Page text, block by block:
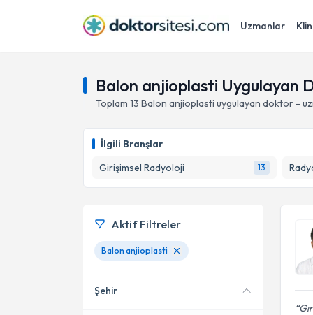
Uzmanlar
Balon anjioplasti Uygulayan
Toplam 13 Balon anjioplasti uygulayan doktor -
İlgili Branşlar
Girişimsel Radyoloji
13
Aktif Filtreler
Balon anjioplasti
Şehir